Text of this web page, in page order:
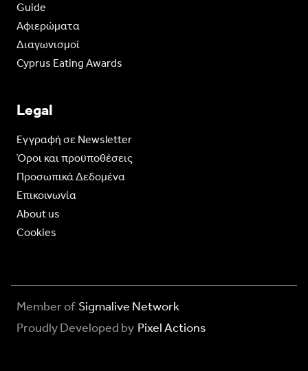
Guide
Aφιερώματα
Διαγωνισμοί
Cyprus Eating Awards
Legal
Eγγραφή σε Newsletter
Όροι και προϋποθέσεις
Προσωπικά Δεδομένα
Επικοινωνία
About us
Cookies
Member of Sigmalive Network
Proudly Developed by Pixel Actions